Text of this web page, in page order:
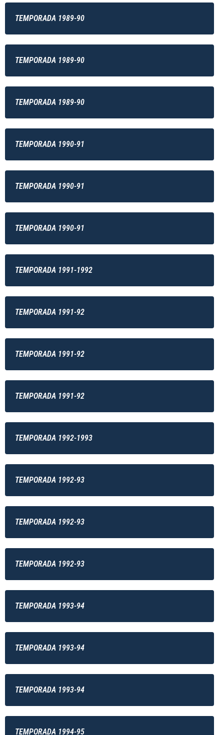
TEMPORADA 1989-90
TEMPORADA 1989-90
TEMPORADA 1989-90
TEMPORADA 1990-91
TEMPORADA 1990-91
TEMPORADA 1990-91
TEMPORADA 1991-1992
TEMPORADA 1991-92
TEMPORADA 1991-92
TEMPORADA 1991-92
TEMPORADA 1992-1993
TEMPORADA 1992-93
TEMPORADA 1992-93
TEMPORADA 1992-93
TEMPORADA 1993-94
TEMPORADA 1993-94
TEMPORADA 1993-94
TEMPORADA 1994-95